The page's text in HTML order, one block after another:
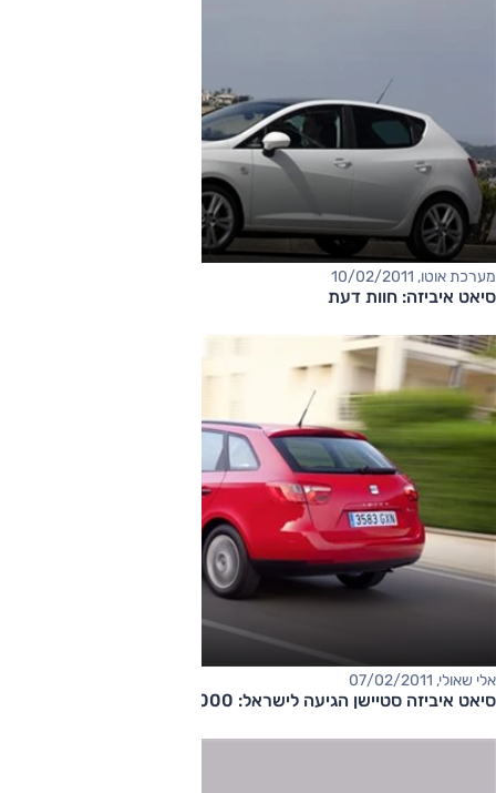
מערכת אוטו, 10/02/2011
סיאט איביזה: חוות דעת
אלי שאולי, 07/02/2011
סיאט איביזה סטיישן הגיעה לישראל: 112,000 שקל